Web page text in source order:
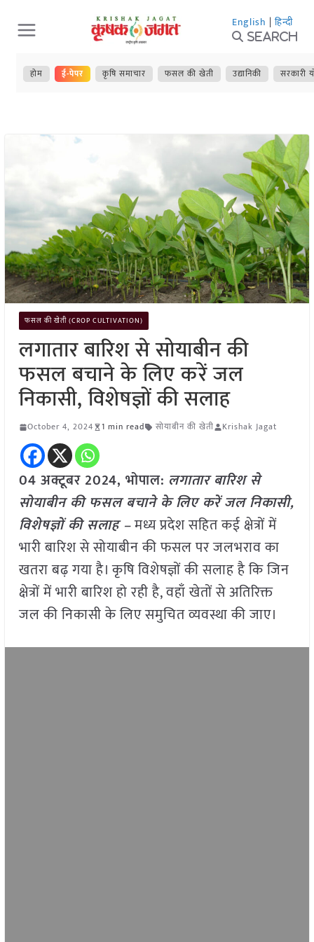
Skip
to
content
English | हिन्दी
Search
होम ई-पेपर कृषि समाचार फसल की खेती उद्यानिकी सरकारी
फसल की खेती (CROP CULTIVATION)
लगातार बारिश से सोयाबीन की
फसल बचाने के लिए करें जल
निकासी, विशेषज्ञों की सलाह
October 4, 2024 1 min read सोयाबीन की खेती Krishak Jagat
04 अक्टूबर 2024, भोपाल: लगातार बारिश से
सोयाबीन की फसल बचाने के लिए करें जल निकासी,
विशेषज्ञों की सलाह –मध्य प्रदेश सहित कई क्षेत्रों में
भारी बारिश से सोयाबीन की फसल पर जलभराव का
खतरा बढ़ गया है। कृषि विशेषज्ञों की सलाह है कि जिन
क्षेत्रों में भारी बारिश हो रही है, वहाँ खेतों से अतिरिक्त
जल की निकासी के लिए समुचित व्यवस्था की जाए।